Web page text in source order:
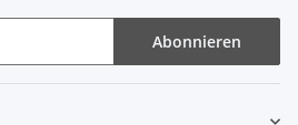
Abonnieren